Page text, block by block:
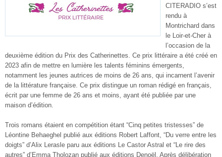
CITERADIO s’est
rendu à
Montrichard dans
le Loir-et-Cher à
l’occasion de la
deuxième édition du Prix des Catherinettes. Ce prix littéraire a été créé en
2023 afin de mettre en lumière les talents féminins émergents,
notamment les jeunes autrices de moins de 26 ans, qui incarnent l’avenir
de la littérature française. Ce prix distingue un roman rédigé en français,
écrit par une femme de 26 ans et moins, ayant été publiée par une
maison d’édition.
Trois romans étaient en compétition étant “Cinq petites tristesses” de
Léontine Behaeghel publié aux éditions Robert Laffont, “Du verre entre les
doigts” d’Alix Lerasle paru aux éditions Le Castor Astral et “Le rire des
autres” d’Emma Tholozan publié aux éditions Denoël. Après délibération